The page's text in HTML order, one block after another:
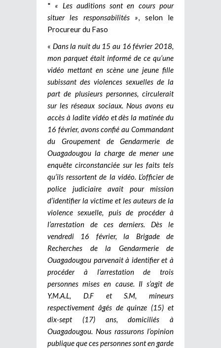
* « Les auditions sont en cours pour
situer les responsabilités » , selon le
Procureur du Faso
« Dans la nuit du 15 au 16 février 2018,
mon parquet était informé de ce qu’une
vidéo mettant en scène une jeune fille
subissant des violences sexuelles de la
part de plusieurs personnes, circulerait
sur les réseaux sociaux. Nous avons eu
accès à ladite vidéo et dès la matinée du
16 février, avons confié au Commandant
du Groupement de Gendarmerie de
Ouagadougou la charge de mener une
enquête circonstanciée sur les faits tels
qu’ils ressortent de la vidéo. L’officier de
police judiciaire avait pour mission
d’identifier la victime et les auteurs de la
violence sexuelle, puis de procéder à
l’arrestation de ces derniers. Dès le
vendredi 16 février, la Brigade de
Recherches de la Gendarmerie de
Ouagadougou parvenait à identifier et à
procéder à l’arrestation de trois
personnes mises en cause. Il s’agit de
Y.M.A.L, D.F et S.M, mineurs
respectivement âgés de quinze (15) et
dix-sept (17) ans, domiciliés à
Ouagadougou. Nous rassurons l’opinion
publique que ces personnes sont en garde